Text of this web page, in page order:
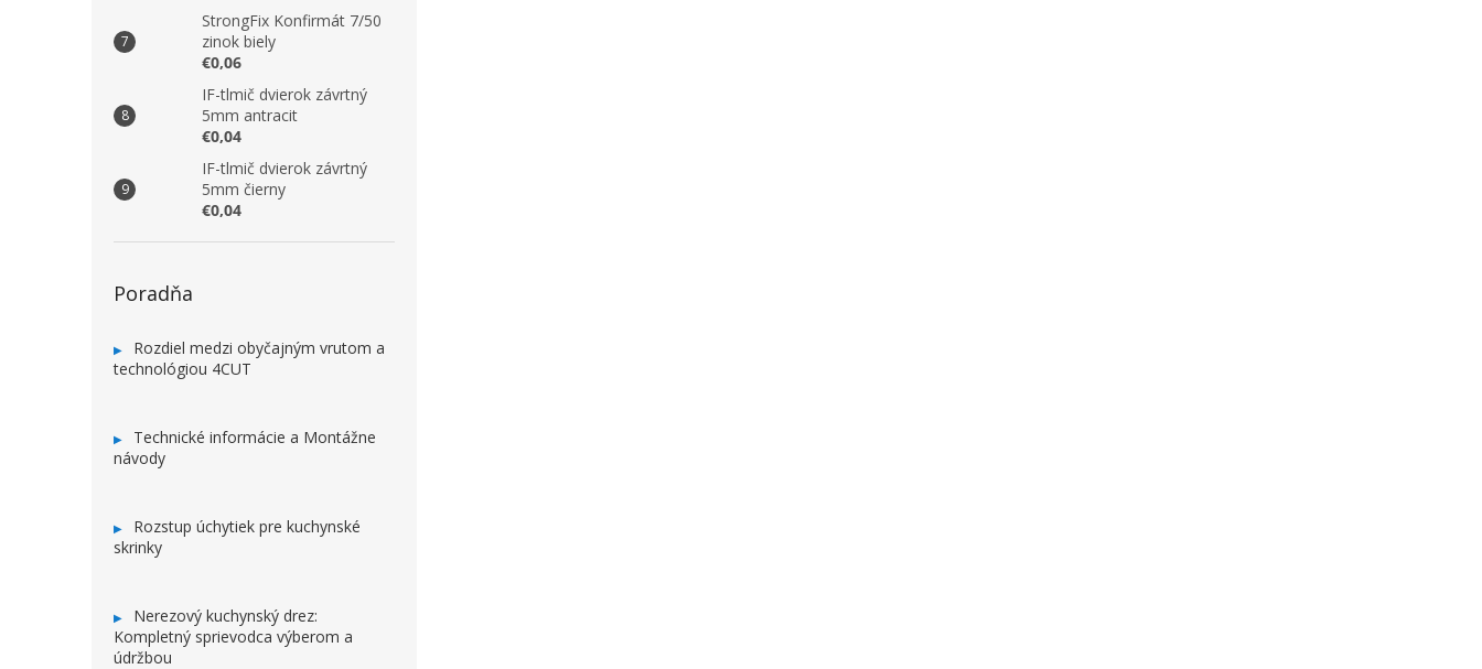
StrongFix Konfirmát 7/50
zinok biely
€0,06
IF-tlmič dvierok závrtný
5mm antracit
€0,04
IF-tlmič dvierok závrtný
5mm čierny
€0,04
Poradňa
Rozdiel medzi obyčajným vrutom a
technológiou 4CUT
Technické informácie a Montážne
návody
Rozstup úchytiek pre kuchynské
skrinky
Nerezový kuchynský drez:
Kompletný sprievodca výberom a
údržbou